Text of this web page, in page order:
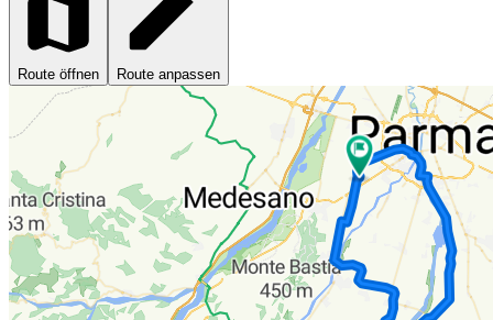
Route öffnen Route anpassen